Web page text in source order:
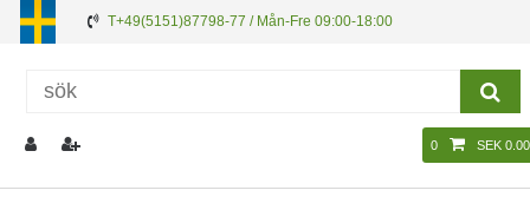
T+49(5151)87798-77 / Mån-Fre 09:00-18:00
0 SEK 0.00